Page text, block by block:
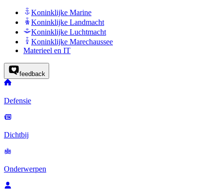
Koninklijke Marine
Koninklijke Landmacht
Koninklijke Luchtmacht
Koninklijke Marechaussee
Materieel en IT
feedback
Defensie
Dichtbij
Onderwerpen